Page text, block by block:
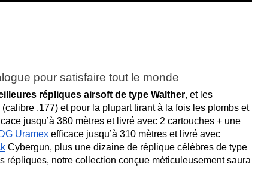
pour satisfaire tout le monde
répliques airsoft de type Walther
.177) et pour la plupart tirant à la fois les plombs et
jusqu’à 380 mètres et livré avec 2 cartouches + une
Uramex efficace jusqu’à 310 mètres et livré avec
Cybergun, plus une dizaine de réplique célèbres de type
répliques, notre collection conçue méticuleusement saura